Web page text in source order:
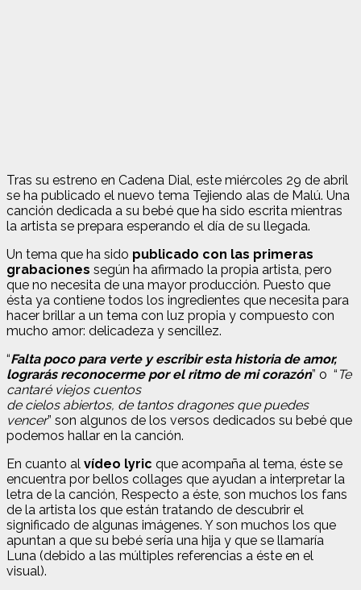
Tras su estreno en Cadena Dial, este miércoles 29 de abril
se ha publicado el nuevo tema Tejiendo alas de Malú. Una
canción dedicada a su bebé que ha sido escrita mientras
la artista se prepara esperando el día de su llegada.
Un tema que ha sido publicado con las primeras
grabaciones según ha afirmado la propia artista, pero
que no necesita de una mayor producción. Puesto que
ésta ya contiene todos los ingredientes que necesita para
hacer brillar a un tema con luz propia y compuesto con
mucho amor: delicadeza y sencillez.
“Falta poco para verte y escribir esta historia de amor,
lograrás reconocerme por el ritmo de mi corazón” o “ Te
cantaré viejos cuentos
de cielos abiertos, de tantos dragones que puedes
vencer” son algunos de los versos dedicados su bebé que
podemos hallar en la canción.
En cuanto al vídeo lyric que acompaña al tema, éste se
encuentra por bellos collages que ayudan a interpretar la
letra de la canción, Respecto a éste, son muchos los fans
de la artista los que están tratando de descubrir el
significado de algunas imágenes. Y son muchos los que
apuntan a que su bebé sería una hija y que se llamaría
Luna (debido a las múltiples referencias a éste en el
visual).